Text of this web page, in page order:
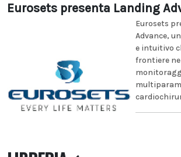
Eurosets presenta Landing
Eurosets
Advance,
e intuitivo
frontiere